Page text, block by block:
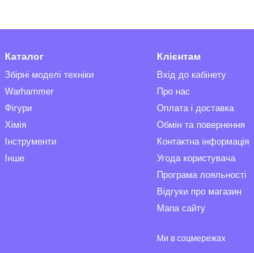
Каталог
Збірні моделі техніки
Warhammer
Фігури
Хімія
Інструменти
Інше
Клієнтам
Вхід до кабінету
Про нас
Оплата і доставка
Обмін та повернення
Контактна інформація
Угода користувача
Програма лояльності
Відгуки про магазин
Мапа сайту
Ми в соцмережах